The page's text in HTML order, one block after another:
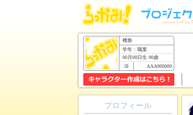
種族
学年：職業
00月00日生 00歳
AAA000000
プロフィール